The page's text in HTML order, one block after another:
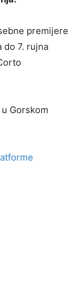
premijere
do 7. rujna
Gorskom